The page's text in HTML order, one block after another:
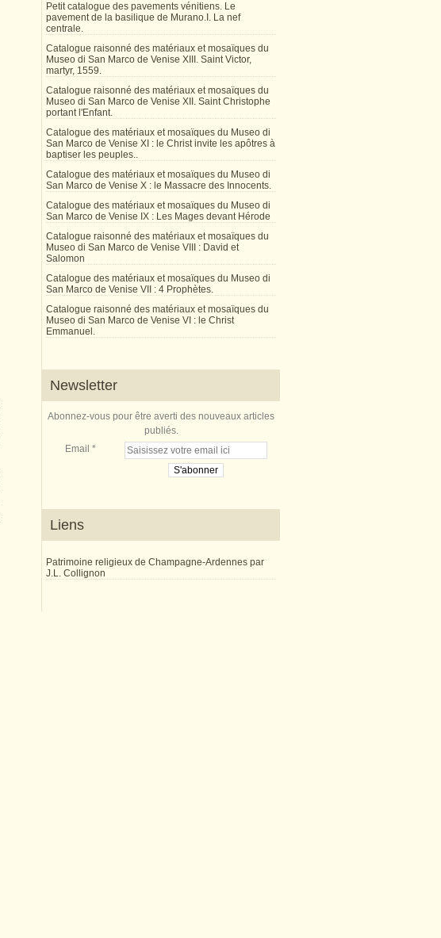
Petit catalogue des pavements vénitiens. Le
pavement de la basilique de Murano.I. La nef
centrale.
Catalogue raisonné des matériaux et mosaïques du
Museo di San Marco de Venise XIII. Saint Victor,
martyr, 1559.
Catalogue raisonné des matériaux et mosaïques du
Museo di San Marco de Venise XII. Saint Christophe
portant l'Enfant.
Catalogue des matériaux et mosaïques du Museo di
San Marco de Venise XI : le Christ invite les apôtres à
baptiser les peuples..
Catalogue des matériaux et mosaïques du Museo di
San Marco de Venise X : le Massacre des Innocents.
Catalogue des matériaux et mosaïques du Museo di
San Marco de Venise IX : Les Mages devant Hérode
Catalogue raisonné des matériaux et mosaïques du
Museo di San Marco de Venise VIII : David et
Salomon
Catalogue des matériaux et mosaïques du Museo di
San Marco de Venise VII : 4 Prophètes.
Catalogue raisonné des matériaux et mosaïques du
Museo di San Marco de Venise VI : le Christ
Emmanuel.
Newsletter
Abonnez-vous pour être averti des nouveaux articles
publiés.
Email
Liens
Patrimoine religieux de Champagne-Ardennes par
J.L. Collignon